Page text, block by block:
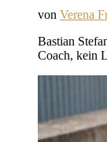
von Verena
Bastian
Coach, kein